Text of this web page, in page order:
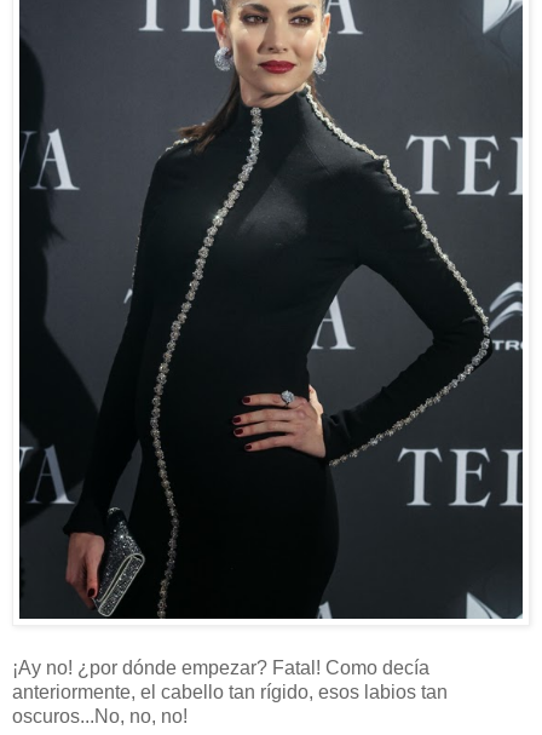
¡Ay no! ¿por dónde empezar? Fatal! Como decía
anteriormente, el cabello tan rígido, esos labios tan
oscuros...No, no, no!